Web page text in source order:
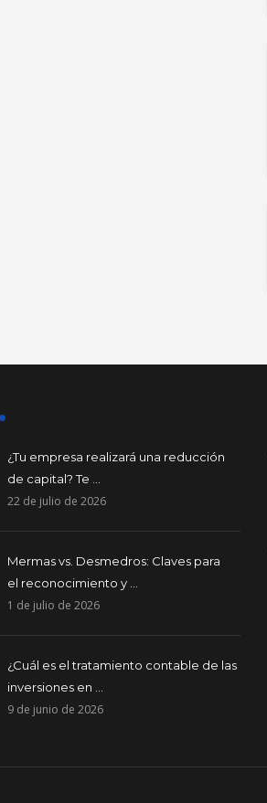
¿Tu empresa realizará una reducción
de capital? Te ...
22 de julio de 2026
Mermas vs. Desmedros: Claves para
el reconocimiento y ...
1 de julio de 2026
¿Cuál es el tratamiento contable de las
inversiones en ...
9 de junio de 2026